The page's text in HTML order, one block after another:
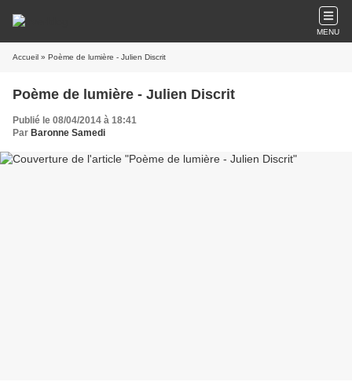
MENU
Accueil » Poème de lumière - Julien Discrit
Poème de lumière - Julien Discrit
Publié le 08/04/2014 à 18:41
Par Baronne Samedi